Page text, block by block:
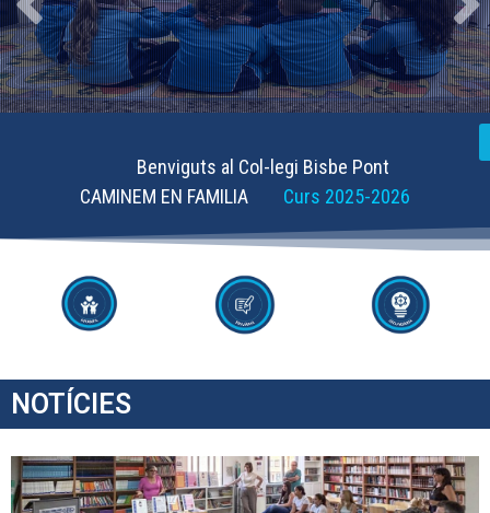
Benviguts al Col-legi Bisbe Pont
CAMINEM EN FAMILIA Curs 2025-2026
NOTÍCIES